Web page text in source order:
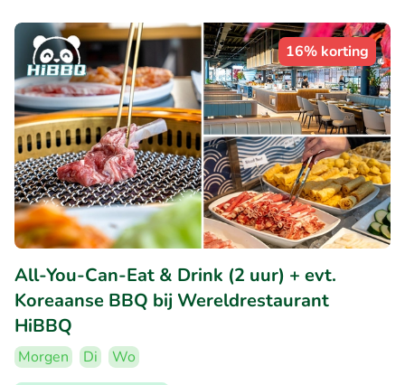
16% korting
All-You-Can-Eat & Drink (2 uur) + evt.
Koreaanse BBQ bij Wereldrestaurant
HiBBQ
Morgen Di
Wo